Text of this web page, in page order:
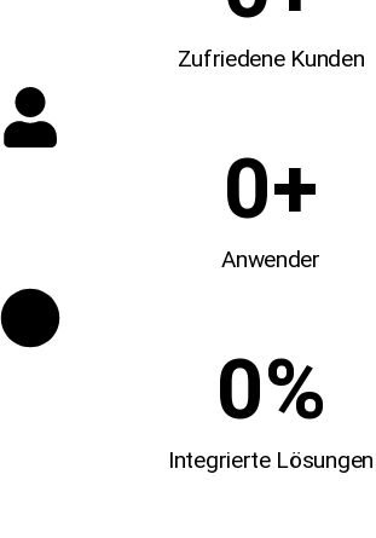
Zufriedene Kunden
Anwender
0+
Integrierte Lösungen
0%